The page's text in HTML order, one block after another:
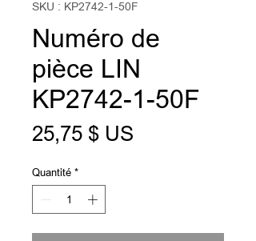
SKU : KP2742-1-50F
Numéro de
pièce LIN
KP2742-1-50F
25,75 $ US
Quantité *